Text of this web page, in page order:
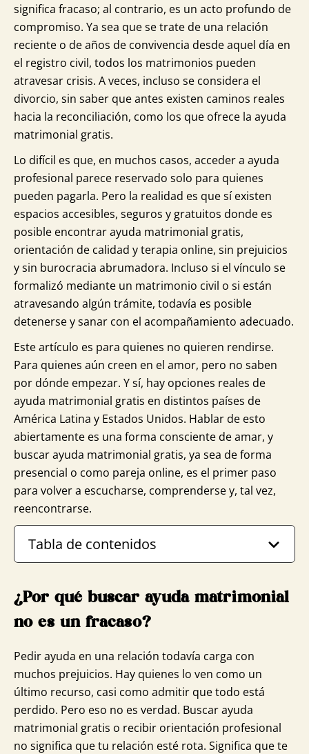
significa fracaso; al contrario, es un acto profundo de
compromiso. Ya sea que se trate de una relación
reciente o de años de convivencia desde aquel día en
el registro civil, todos los matrimonios pueden
atravesar crisis. A veces, incluso se considera el
divorcio, sin saber que antes existen caminos reales
hacia la reconciliación, como los que ofrece la ayuda
matrimonial gratis.
Lo difícil es que, en muchos casos, acceder a ayuda
profesional parece reservado solo para quienes
pueden pagarla. Pero la realidad es que sí existen
espacios accesibles, seguros y gratuitos donde es
posible encontrar ayuda matrimonial gratis,
orientación de calidad y terapia online, sin prejuicios
y sin burocracia abrumadora. Incluso si el vínculo se
formalizó mediante un matrimonio civil o si están
atravesando algún trámite, todavía es posible
detenerse y sanar con el acompañamiento adecuado.
Este artículo es para quienes no quieren rendirse.
Para quienes aún creen en el amor, pero no saben
por dónde empezar. Y sí, hay opciones reales de
ayuda matrimonial gratis en distintos países de
América Latina y Estados Unidos. Hablar de esto
abiertamente es una forma consciente de amar, y
buscar ayuda matrimonial gratis, ya sea de forma
presencial o como pareja online, es el primer paso
para volver a escucharse, comprenderse y, tal vez,
reencontrarse.
Tabla de contenidos
¿Por qué buscar ayuda matrimonial
no es un fracaso?
Pedir ayuda en una relación todavía carga con
muchos prejuicios. Hay quienes lo ven como un
último recurso, casi como admitir que todo está
perdido. Pero eso no es verdad. Buscar ayuda
matrimonial gratis o recibir orientación profesional
no significa que tu relación esté rota. Significa que te